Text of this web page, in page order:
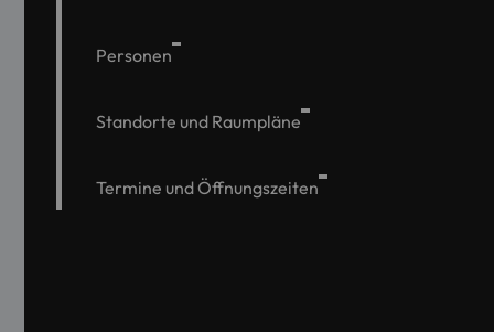
Personen
Standorte und Raumpläne
Termine und Öffnungszeiten